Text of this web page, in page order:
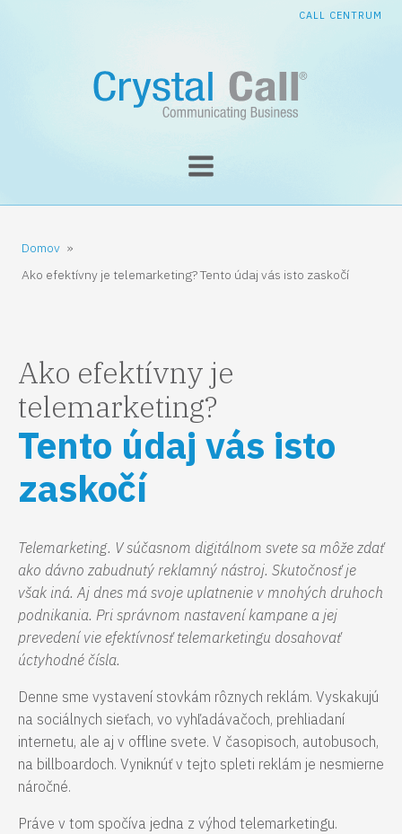
CALL CENTRUM
Domov »
Ako efektívny je telemarketing? Tento údaj vás isto zaskočí
Ako efektívny je
telemarketing?
Tento údaj vás isto
zaskočí
Telemarketing. V súčasnom digitálnom svete sa môže zdať
ako dávno zabudnutý reklamný nástroj. Skutočnosť je
však iná. Aj dnes má svoje uplatnenie v mnohých druhoch
podnikania. Pri správnom nastavení kampane a jej
prevedení vie efektívnosť telemarketingu dosahovať
úctyhodné čísla.
Denne sme vystavení stovkám rôznych reklám. Vyskakujú
na sociálnych sieťach, vo vyhľadávačoch, prehliadaní
internetu, ale aj v offline svete. V časopisoch, autobusoch,
na billboardoch. Vyniknúť v tejto spleti reklám je nesmierne
náročné.
Práve v tom spočíva jedna z výhod telemarketingu.